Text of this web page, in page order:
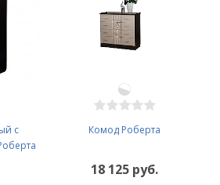
с
Комод Роберта
18 125 руб.